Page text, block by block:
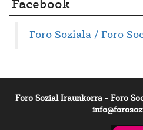
Facebook
Foro Soziala / Foro
Foro Sozial Iraunkorra - Foro